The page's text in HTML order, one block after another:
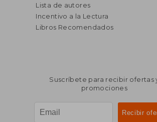
Lista de autores
Incentivo a la Lectura
Libros Recomendados
Suscríbete para recibir ofertas
promociones